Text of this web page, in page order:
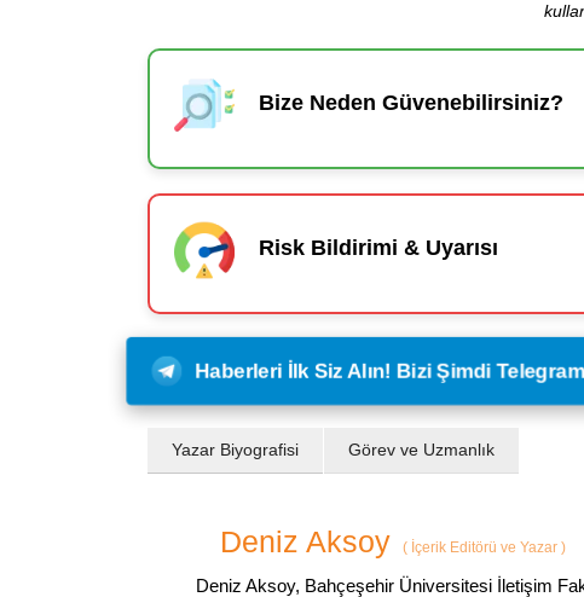
Bize Neden Güvenebilirsiniz?
Risk Bildirimi & Uyarısı
Haberleri İlk Siz Alın! Bizi Şimdi
Yazar Biyografisi Görev ve Uzmanlık
Deniz Aksoy ( İçerik Editörü ve Yazar )
Deniz Aksoy, Bahçeşehir Üniversitesi İletişim